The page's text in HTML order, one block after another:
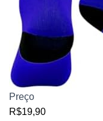
Preço
R$19,90